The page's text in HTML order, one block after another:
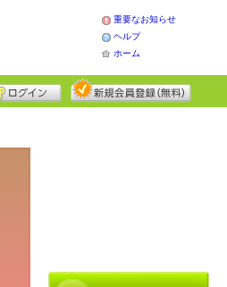
重要なお知らせ
ヘルプ
ホーム